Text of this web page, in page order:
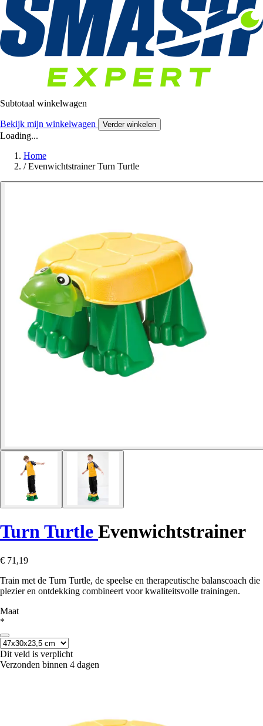
Subtotaal winkelwagen
Bekijk mijn winkelwagen Verder winkelen
Loading...
Home
/ Evenwichtstrainer Turn Turtle
Turn Turtle Evenwichtstrainer
€ 71,19
Train met de Turn Turtle, de speelse en therapeutische balanscoach die
plezier en ontdekking combineert voor kwaliteitsvolle trainingen.
Maat
*
Dit veld is verplicht
Verzonden binnen 4 dagen